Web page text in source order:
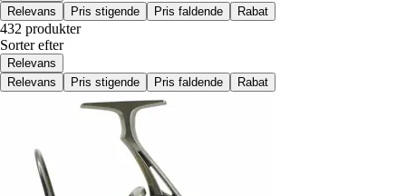
Relevans
Pris stigende Pris faldende Rabat
432 produkter
Sorter efter
Relevans
Relevans
Pris stigende Pris faldende Rabat